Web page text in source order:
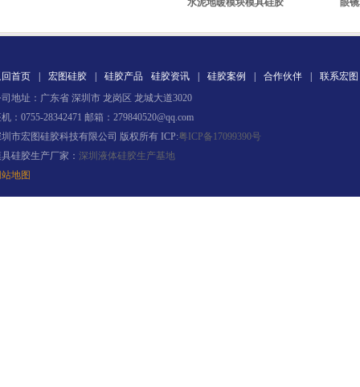
水泥地暖模块模具硅胶 眼
首页 宏图硅胶 硅胶产品 硅胶资讯 硅胶案例 合作伙伴
联系宏图
地址：广东省 深圳市 龙岗区 龙城大道3020
：0755-28342471 邮箱：279840520@qq.com
市宏图硅胶科技有限公司 版权所有 ICP:粤ICP备17099390号
硅胶生产厂家： 深圳液体硅胶生产基地
地图